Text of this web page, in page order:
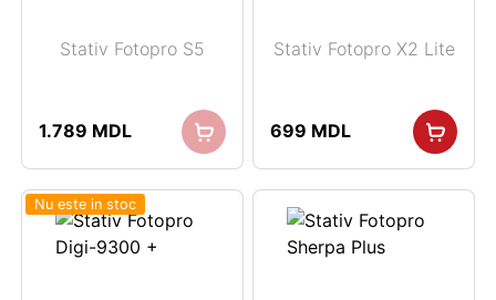
Stativ Fotopro S5
1.789 MDL
Stativ Fotopro X2 Lite
699 MDL
Nu este in stoc